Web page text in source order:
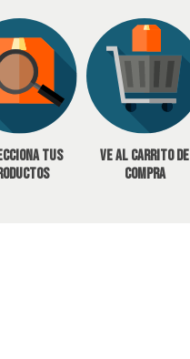
tus
Ve al carrito de
compra